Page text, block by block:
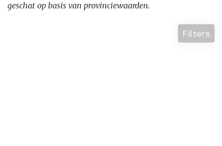
geschat op basis van provinciewaarden.
Filters